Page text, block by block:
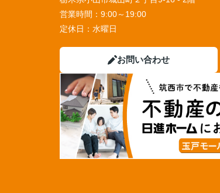
営業時間： 9:00～19:00
定休日： 水曜日
お問い合わせ